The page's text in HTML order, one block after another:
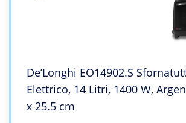
De’Longhi EO14902.S
Elettrico, 14 Litri, 1400 W,
x 25.5 cm